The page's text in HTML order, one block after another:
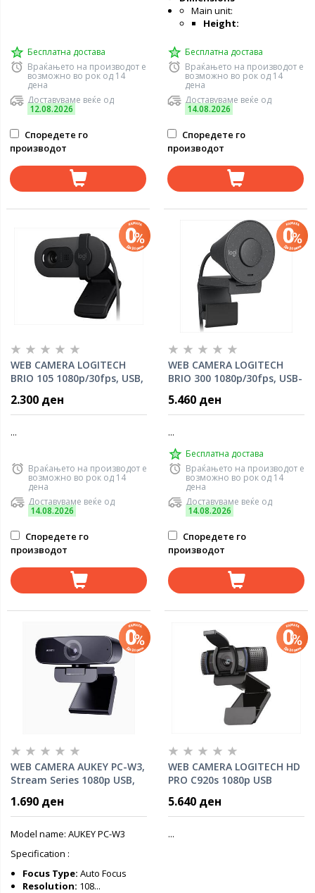
Бесплатна достава
Враќањето на производот е
возможно во рок од 14
дена
Доставуваме веќе од
12.08.2026
Споредете го
производот
Main unit:
Height:
Бесплатна достава
Враќањето на производот е
возможно во рок од 14
дена
Доставуваме веќе од
14.08.2026
Споредете го
производот
WEB CAMERA LOGITECH
BRIO 105 1080p/30fps, USB,
2.300 ден
...
Враќањето на производот е
возможно во рок од 14
дена
Доставуваме веќе од
14.08.2026
Споредете го
производот
WEB CAMERA LOGITECH
BRIO 300 1080p/30fps, USB-
5.460 ден
...
Бесплатна достава
Враќањето на производот е
возможно во рок од 14
дена
Доставуваме веќе од
14.08.2026
Споредете го
производот
WEB CAMERA AUKEY PC-W3,
Stream Series 1080p USB,
black
1.690 ден
Model name: AUKEY PC-W3
Specification :
Focus Type: Auto Focus
Resolution: 108...
WEB CAMERA LOGITECH HD
PRO C920s 1080p USB
001252
5.640 ден
...